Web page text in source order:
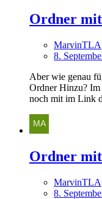
Ordner
MarvinTLA
8.
Aber wie genau
Ordner Hinzu? Im
noch mit im Link
Ordner
MarvinTLA
8.